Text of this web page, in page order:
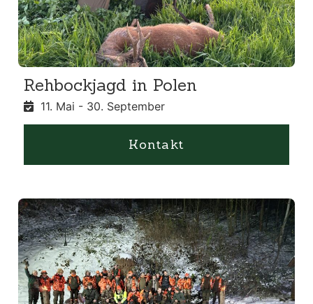
Rehbockjagd in Polen
11. Mai - 30. September
Kontakt